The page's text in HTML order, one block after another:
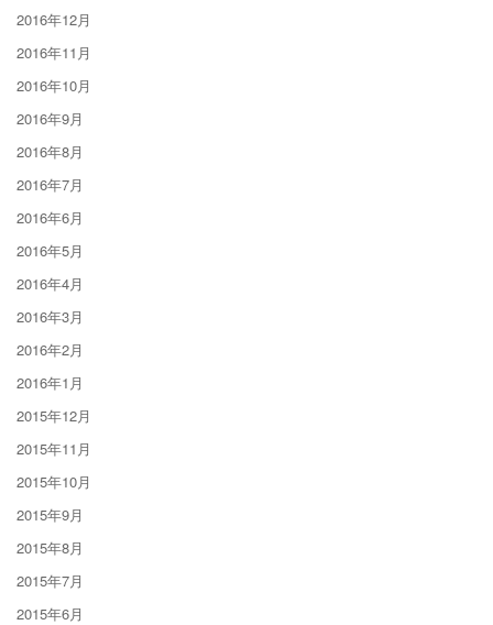
2016年12月
2016年11月
2016年10月
2016年9月
2016年8月
2016年7月
2016年6月
2016年5月
2016年4月
2016年3月
2016年2月
2016年1月
2015年12月
2015年11月
2015年10月
2015年9月
2015年8月
2015年7月
2015年6月